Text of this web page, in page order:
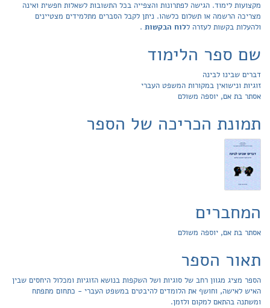
מקצועות לימוד. הגישה לפתרונות והצפייה בכל התשובות לשאלות חפשית ואינה
מצריכה הרשמה או תשלום כלשהו. ניתן לקבל הסברים מתלמידים מצטיינים
ולהעלות בקשות לעזרה ללוח הבקשות .
שם ספר הלימוד
דברים שבינו לבינה
זוגיות ונישואין במקורות המשפט העברי
אסתר בת אם, יוספה משולם
תמונת הכריכה של הספר
המחברים
אסתר בת אם, יוספה משולם
תאור הספר
הספר מציג מגוון רחב של סוגיות ושל השקפות בנושא הזוגיות ומכלול היחסים שבין
האיש לאישה, וחושף את הלומדים להיבטים במשפט העברי - כתחום מתפתח
ומשתנה בהתאם למקום ולזמן.